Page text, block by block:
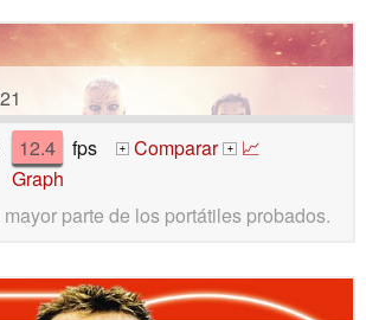
12.4 fps + Comparar + 📈
Graph
parte de los portátiles probados.